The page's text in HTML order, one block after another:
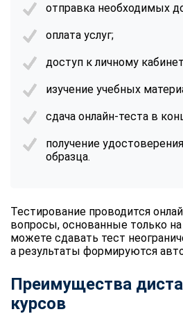
отправка необходимых
оплата услуг;
доступ к личному
изучение учебных
сдача онлайн-теста в
получение
образца.
Тестирование проводится
вопросы, основанные только
можете сдавать тест
а результаты формируются
Преимущества
курсов